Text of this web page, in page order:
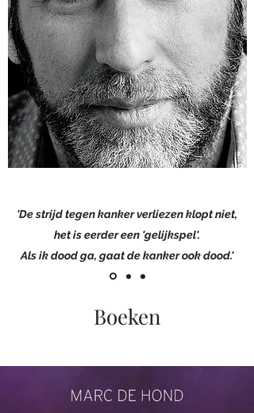
'De strijd tegen kanker verliezen klopt niet,
het is eerder een 'gelijkspel'.
Als ik dood ga, gaat de kanker ook dood.'
Boeken